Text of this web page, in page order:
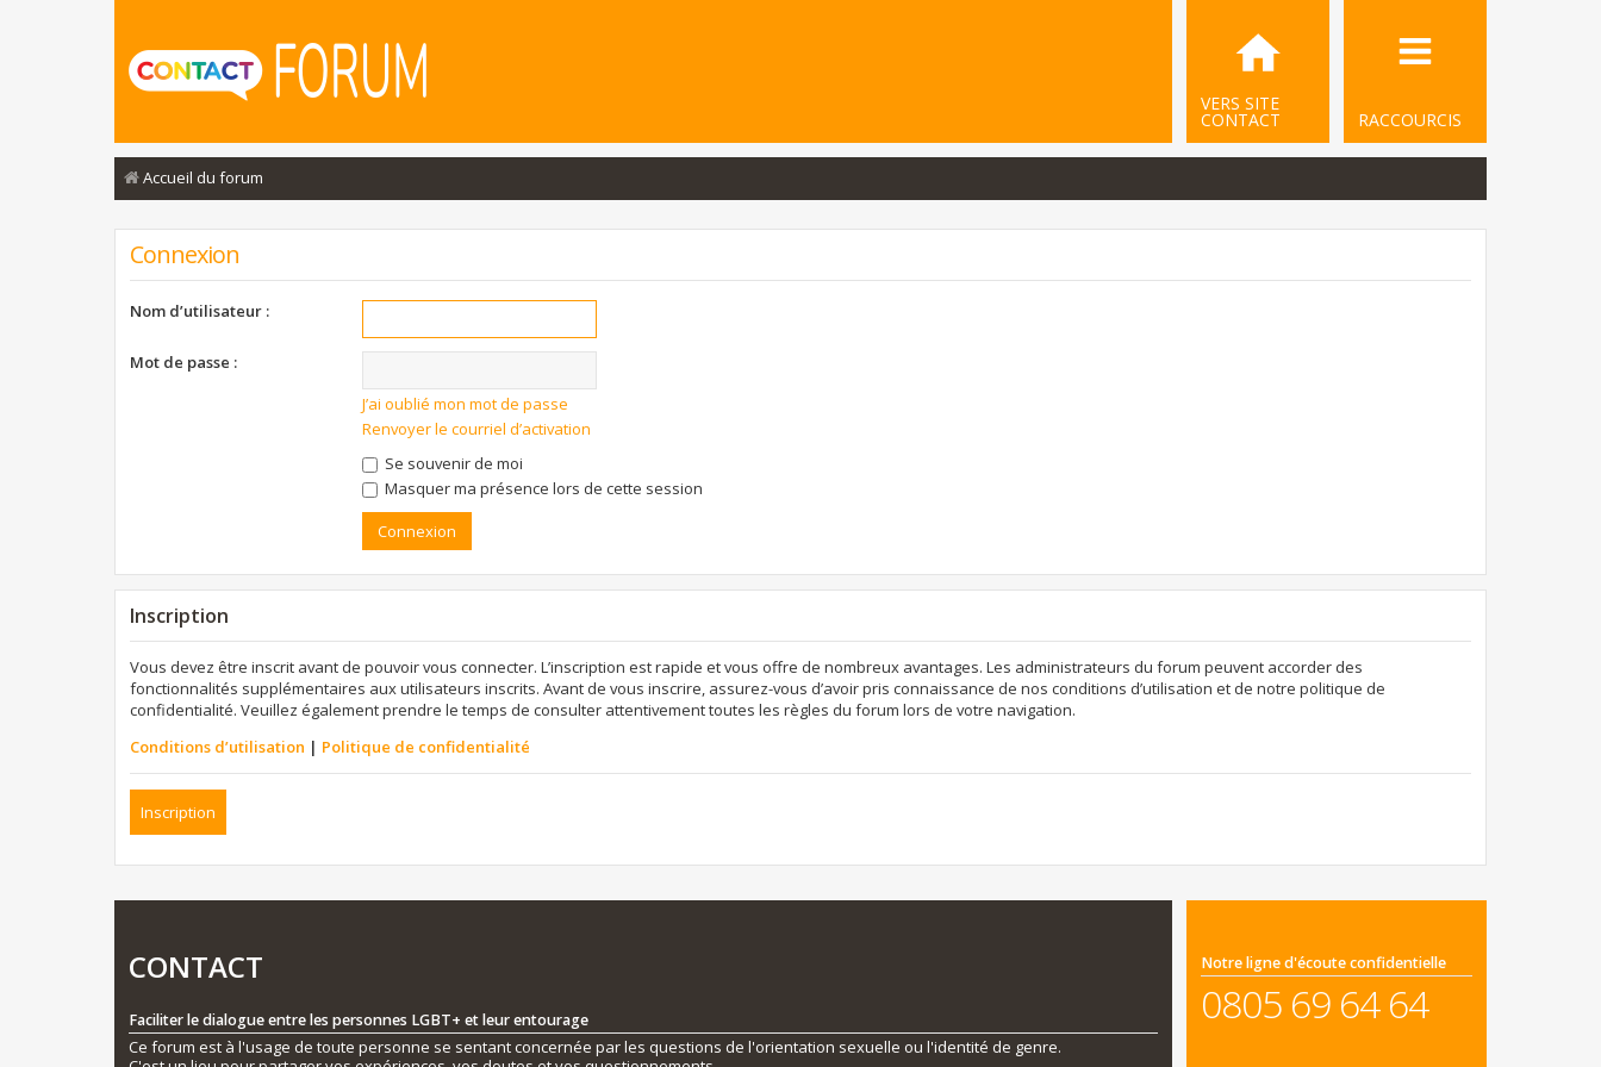
RACCOURCIS
VERS SITE
CONTACT
Accueil du forum
Connexion
Nom d’utilisateur :
Mot de passe :
J’ai oublié mon mot de passe
Renvoyer le courriel d’activation
Se souvenir de moi
Masquer ma présence lors de cette session
Inscription
Vous devez être inscrit avant de pouvoir vous connecter. L’inscription est rapide et vous offre de nombreux avantages. Les administrateurs du forum peuvent accorder des
fonctionnalités supplémentaires aux utilisateurs inscrits. Avant de vous inscrire, assurez-vous d’avoir pris connaissance de nos conditions d’utilisation et de notre politique de
confidentialité. Veuillez également prendre le temps de consulter attentivement toutes les règles du forum lors de votre navigation.
Conditions d’utilisation | Politique de confidentialité
Inscription
CONTACT
Faciliter le dialogue entre les personnes LGBT+ et leur entourage
Ce forum est à l'usage de toute personne se sentant concernée par les questions de l'orientation sexuelle ou l'identité de genre.
Notre ligne d'écoute confidentielle
0805 69 64 64